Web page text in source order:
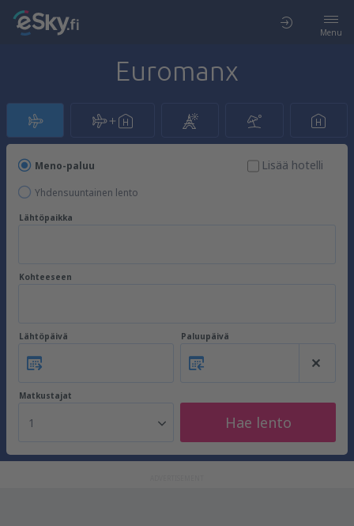
Menu
Euromanx
Meno-paluu
Yhdensuuntainen lento
Lisää hotelli
Lähtöpaikka
Kohteeseen
Lähtöpäivä Paluupäivä
Matkustajat
1 Hae lento